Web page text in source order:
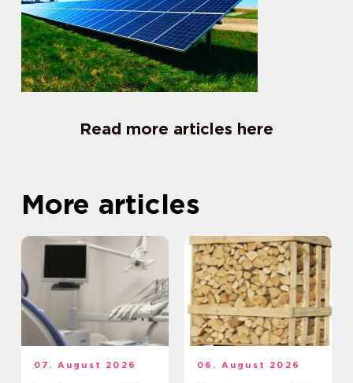
Read more articles here
More articles
07. August 2026 06. August 2026